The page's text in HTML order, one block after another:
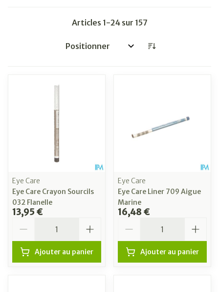
Articles 1-24sur 157
Trier par:
Eye Care
Eye Care Crayon Sourcils
032 Flanelle
13,95 €
Ajouter au panier
Eye Care
Eye Care Liner 709 Aigue
Marine
16,48 €
Ajouter au panier